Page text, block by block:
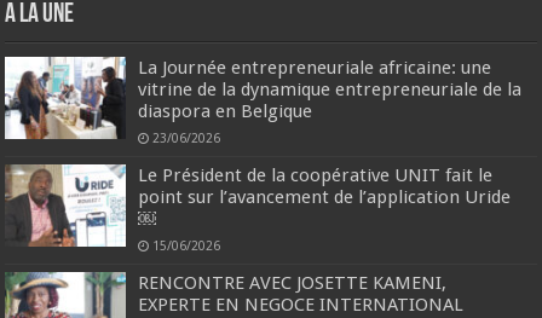
A la une
La Journée entrepreneuriale africaine: une
vitrine de la dynamique entrepreneuriale de la
diaspora en Belgique
23/06/2026
Le Président de la coopérative UNIT fait le
point sur l’avancement de l’application Uride
￼
15/06/2026
RENCONTRE AVEC JOSETTE KAMENI,
EXPERTE EN NEGOCE INTERNATIONAL